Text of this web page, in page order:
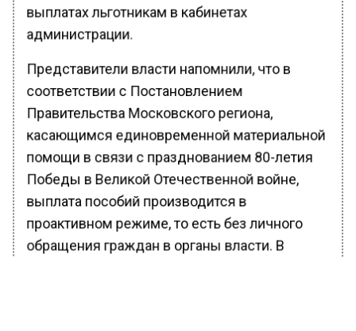
выплатах льготникам в кабинетах
администрации.
Представители власти напомнили, что в
соответствии с Постановлением
Правительства Московского региона,
касающимся единовременной материальной
помощи в связи с празднованием 80-летия
Победы в Великой Отечественной войне,
выплата пособий производится в
проактивном режиме, то есть без личного
обращения граждан в органы власти. В